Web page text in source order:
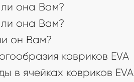
она Вам?
она Вам?
он Вам?
ковриков EVA
в ячейках ковриков EVA